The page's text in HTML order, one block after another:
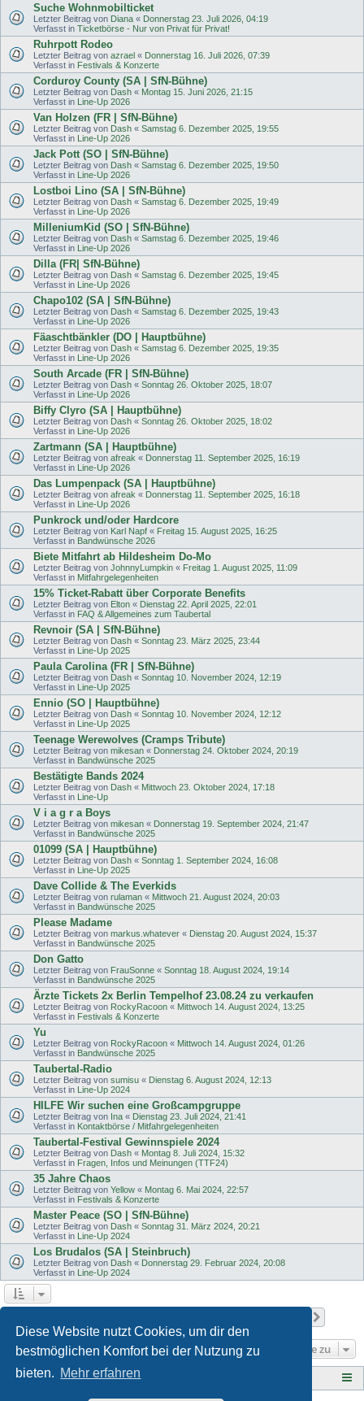
Diese Website nutzt Cookies, um dir den
bestmöglichen Komfort bei der Nutzung zu
bieten. Mehr erfahren
Suche Wohnmobilticket
Letzter Beitrag von Diana « Donnerstag 23. Juli 2026, 04:19
Verfasst in Ticketbörse - Nur von Privat für Privat!
Ruhrpott Rodeo
Letzter Beitrag von azrael « Donnerstag 16. Juli 2026, 07:39
Verfasst in Festivals & Konzerte
Corduroy County (SA | SfN-Bühne)
Letzter Beitrag von Dash « Montag 15. Juni 2026, 21:15
Verfasst in Line-Up 2026
Van Holzen (FR | SfN-Bühne)
Letzter Beitrag von Dash « Samstag 6. Dezember 2025, 19:55
Verfasst in Line-Up 2026
Jack Pott (SO | SfN-Bühne)
Letzter Beitrag von Dash « Samstag 6. Dezember 2025, 19:50
Verfasst in Line-Up 2026
Lostboi Lino (SA | SfN-Bühne)
Letzter Beitrag von Dash « Samstag 6. Dezember 2025, 19:49
Verfasst in Line-Up 2026
MilleniumKid (SO | SfN-Bühne)
Letzter Beitrag von Dash « Samstag 6. Dezember 2025, 19:46
Verfasst in Line-Up 2026
Dilla (FR| SfN-Bühne)
Letzter Beitrag von Dash « Samstag 6. Dezember 2025, 19:45
Verfasst in Line-Up 2026
Chapo102 (SA | SfN-Bühne)
Letzter Beitrag von Dash « Samstag 6. Dezember 2025, 19:43
Verfasst in Line-Up 2026
Fäaschtbänkler (DO | Hauptbühne)
Letzter Beitrag von Dash « Samstag 6. Dezember 2025, 19:35
Verfasst in Line-Up 2026
South Arcade (FR | SfN-Bühne)
Letzter Beitrag von Dash « Sonntag 26. Oktober 2025, 18:07
Verfasst in Line-Up 2026
Biffy Clyro (SA | Hauptbühne)
Letzter Beitrag von Dash « Sonntag 26. Oktober 2025, 18:02
Verfasst in Line-Up 2026
Zartmann (SA | Hauptbühne)
Letzter Beitrag von afreak « Donnerstag 11. September 2025, 16:19
Verfasst in Line-Up 2026
Das Lumpenpack (SA | Hauptbühne)
Letzter Beitrag von afreak « Donnerstag 11. September 2025, 16:18
Verfasst in Line-Up 2026
Punkrock und/oder Hardcore
Letzter Beitrag von Karl Napf « Freitag 15. August 2025, 16:25
Verfasst in Bandwünsche 2026
Biete Mitfahrt ab Hildesheim Do-Mo
Letzter Beitrag von JohnnyLumpkin « Freitag 1. August 2025, 11:09
Verfasst in Mitfahrgelegenheiten
15% Ticket-Rabatt über Corporate Benefits
Letzter Beitrag von Elton « Dienstag 22. April 2025, 22:01
Verfasst in FAQ & Allgemeines zum Taubertal
Revnoir (SA | SfN-Bühne)
Letzter Beitrag von Dash « Sonntag 23. März 2025, 23:44
Verfasst in Line-Up 2025
Paula Carolina (FR | SfN-Bühne)
Letzter Beitrag von Dash « Sonntag 10. November 2024, 12:19
Verfasst in Line-Up 2025
Ennio (SO | Hauptbühne)
Letzter Beitrag von Dash « Sonntag 10. November 2024, 12:12
Verfasst in Line-Up 2025
Teenage Werewolves (Cramps Tribute)
Letzter Beitrag von mikesan « Donnerstag 24. Oktober 2024, 20:19
Verfasst in Bandwünsche 2025
Bestätigte Bands 2024
Letzter Beitrag von Dash « Mittwoch 23. Oktober 2024, 17:18
Verfasst in Line-Up
V i a g r a Boys
Letzter Beitrag von mikesan « Donnerstag 19. September 2024, 21:47
Verfasst in Bandwünsche 2025
01099 (SA | Hauptbühne)
Letzter Beitrag von Dash « Sonntag 1. September 2024, 16:08
Verfasst in Line-Up 2025
Dave Collide & The Everkids
Letzter Beitrag von rulaman « Mittwoch 21. August 2024, 20:03
Verfasst in Bandwünsche 2025
Please Madame
Letzter Beitrag von markus.whatever « Dienstag 20. August 2024, 15:37
Verfasst in Bandwünsche 2025
Don Gatto
Letzter Beitrag von FrauSonne « Sonntag 18. August 2024, 19:14
Verfasst in Bandwünsche 2025
Ärzte Tickets 2x Berlin Tempelhof 23.08.24 zu verkaufen
Letzter Beitrag von RockyRacoon « Mittwoch 14. August 2024, 13:25
Verfasst in Festivals & Konzerte
Yu
Letzter Beitrag von RockyRacoon « Mittwoch 14. August 2024, 01:26
Verfasst in Bandwünsche 2025
Taubertal-Radio
Letzter Beitrag von sumisu « Dienstag 6. August 2024, 12:13
Verfasst in Line-Up 2024
HILFE Wir suchen eine Großcampgruppe
Letzter Beitrag von Ina « Dienstag 23. Juli 2024, 21:41
Verfasst in Kontaktbörse / Mitfahrgelegenheiten
Taubertal-Festival Gewinnspiele 2024
Letzter Beitrag von Dash « Montag 8. Juli 2024, 15:32
Verfasst in Fragen, Infos und Meinungen (TTF24)
35 Jahre Chaos
Letzter Beitrag von Yellow « Montag 6. Mai 2024, 22:57
Verfasst in Festivals & Konzerte
Master Peace (SO | SfN-Bühne)
Letzter Beitrag von Dash « Sonntag 31. März 2024, 20:21
Verfasst in Line-Up 2024
Los Brudalos (SA | Steinbruch)
Letzter Beitrag von Dash « Donnerstag 29. Februar 2024, 20:08
Verfasst in Line-Up 2024
Gehe zu
Tauberplanscher-Forum.de